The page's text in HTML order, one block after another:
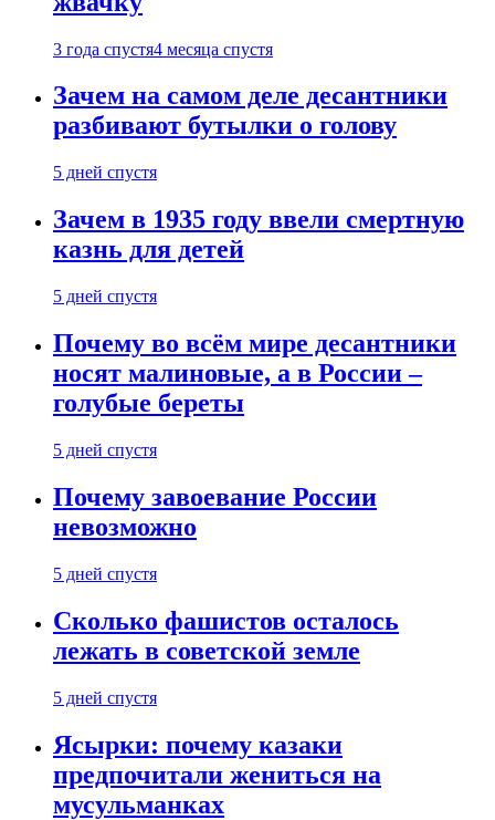
3 года спустя4 месяца спустя
Зачем на самом деле десантники
разбивают бутылки о голову
5 дней спустя
Зачем в 1935 году ввели смертную
казнь для детей
5 дней спустя
Почему во всём мире десантники
носят малиновые, а в России –
голубые береты
5 дней спустя
Почему завоевание России
невозможно
5 дней спустя
Сколько фашистов осталось
лежать в советской земле
5 дней спустя
Ясырки: почему казаки
предпочитали жениться на
мусульманках